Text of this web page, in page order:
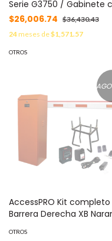
Serie G3750 / Gabinete
naranja/ Sin accesorios
MOD: 001-G03750120
$26,006.74 $36,430.43
24meses de$1,571.57
OTROS
AccessPRO Kit completo
Barrera Derecha XB
Iluminación LED Rojo-
OTROS